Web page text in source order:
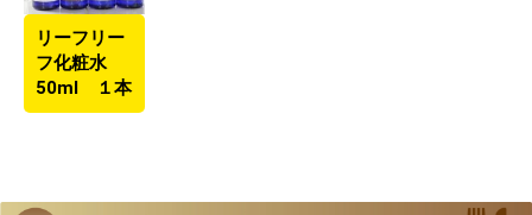
リーフリー
フ化粧水
50ml １本